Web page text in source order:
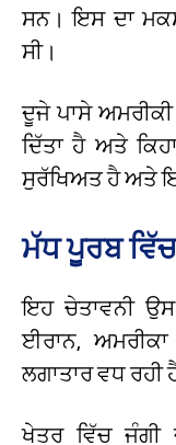
ਸਨ। ਇਸ ਦਾ
ਸੀ।
ਦੂਜੇ ਪਾਸੇ
ਦਿੱਤਾ ਹੈ ਅਤੇ
ਸੁਰੱਖਿਅਤ ਹੈ ਅਤੇ
ਮੱਧ ਪੂਰਬ
ਇਹ ਚੇਤਾਵਨੀ
ਈਰਾਨ,
ਲਗਾਤਾਰ ਵਧ ਰਹੀ
ਖੇਤਰ ਵਿੱਚ ਜੰਗੀ